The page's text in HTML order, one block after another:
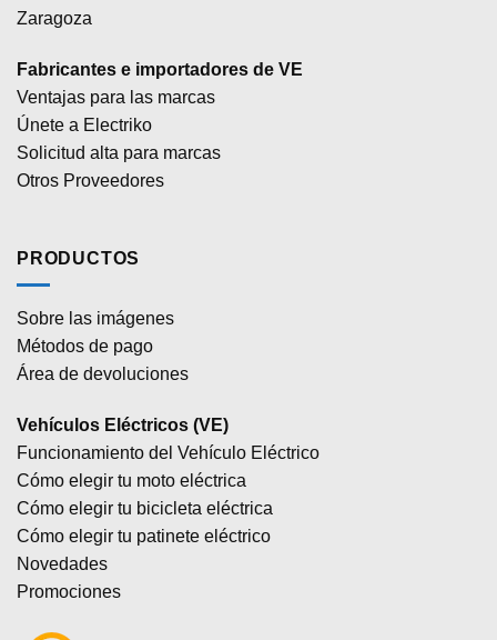
Zaragoza
Fabricantes e importadores de VE
Ventajas para las marcas
Únete a Electriko
Solicitud alta para marcas
Otros Proveedores
PRODUCTOS
Sobre las imágenes
Métodos de pago
Área de devoluciones
Vehículos Eléctricos (VE)
Funcionamiento del Vehículo Eléctrico
Cómo elegir tu moto eléctrica
Cómo elegir tu bicicleta eléctrica
Cómo elegir tu patinete eléctrico
Novedades
Promociones